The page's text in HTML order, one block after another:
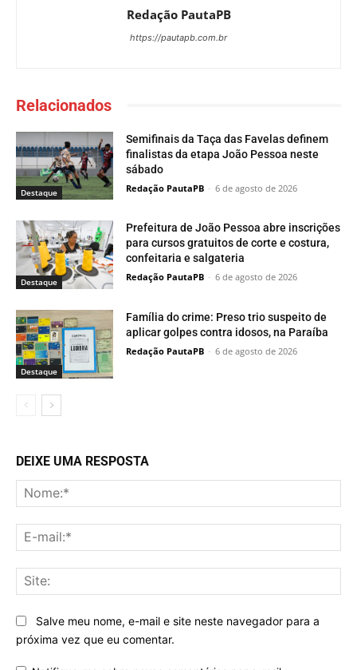
Redação PautaPB
https://pautapb.com.br
Relacionados
Destaque
Semifinais da Taça das Favelas definem
finalistas da etapa João Pessoa neste
sábado
Redação PautaPB - 6 de agosto de 2026
Destaque
Prefeitura de João Pessoa abre inscrições
para cursos gratuitos de corte e costura,
confeitaria e salgateria
Redação PautaPB - 6 de agosto de 2026
Destaque
Família do crime: Preso trio suspeito de
aplicar golpes contra idosos, na Paraíba
Redação PautaPB - 6 de agosto de 2026
DEIXE UMA RESPOSTA
Salve meu nome, e-mail e site neste navegador para a
próxima vez que eu comentar.